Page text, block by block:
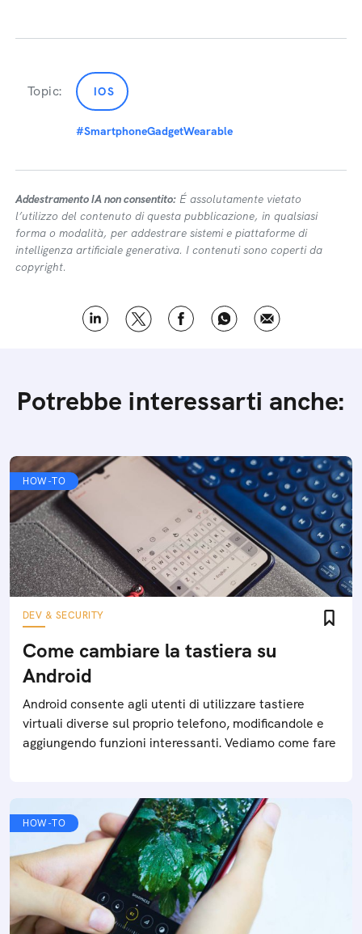
Topic: IOS
#SmartphoneGadgetWearable
Addestramento IA non consentito: É assolutamente vietato
l’utilizzo del contenuto di questa pubblicazione, in qualsiasi
forma o modalità, per addestrare sistemi e piattaforme di
intelligenza artificiale generativa. I contenuti sono coperti da
copyright.
Potrebbe interessarti anche:
HOW-TO
DEV & SECURITY
Come cambiare la tastiera su
Android
Android consente agli utenti di utilizzare tastiere
virtuali diverse sul proprio telefono, modificandole e
aggiungendo funzioni interessanti. Vediamo come fare
HOW-TO